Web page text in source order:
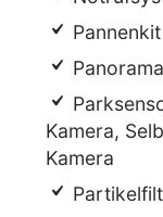
Pannenkit
Kamera,
Kamera